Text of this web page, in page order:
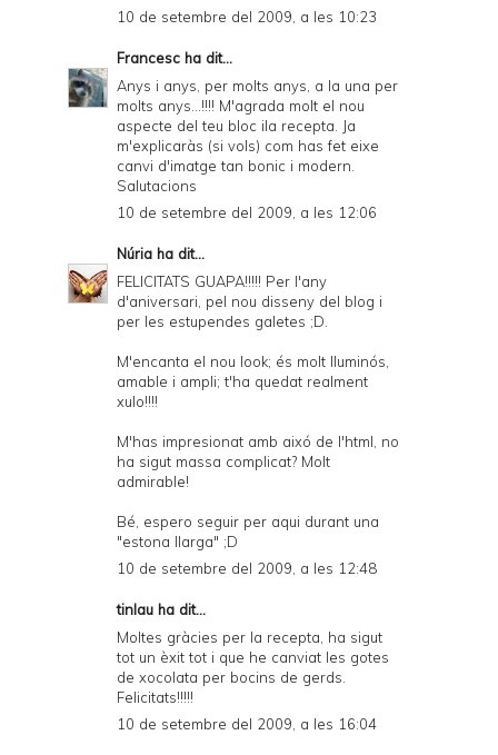
10 de setembre del 2009, a les 10:23
Francesc ha dit...
Anys i anys, per molts anys, a la una per
molts anys...!!!! M'agrada molt el nou
aspecte del teu bloc ila recepta. Ja
m'explicaràs (si vols) com has fet eixe
canvi d'imatge tan bonic i modern.
Salutacions
10 de setembre del 2009, a les 12:06
Núria ha dit...
FELICITATS GUAPA!!!!! Per l'any
d'aniversari, pel nou disseny del blog i
per les estupendes galetes ;D.
M'encanta el nou look; és molt lluminós,
amable i ampli; t'ha quedat realment
xulo!!!!
M'has impresionat amb aixó de l'html, no
ha sigut massa complicat? Molt
admirable!
Bé, espero seguir per aqui durant una
"estona llarga" ;D
10 de setembre del 2009, a les 12:48
tinlau ha dit...
Moltes gràcies per la recepta, ha sigut
tot un èxit tot i que he canviat les gotes
de xocolata per bocins de gerds.
Felicitats!!!!!
10 de setembre del 2009, a les 16:04